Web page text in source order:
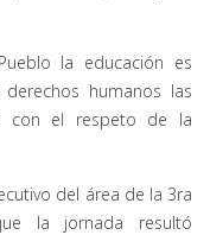
la educación es
humanos las
con el respeto de la
del área de la 3ra
la jornada resultó